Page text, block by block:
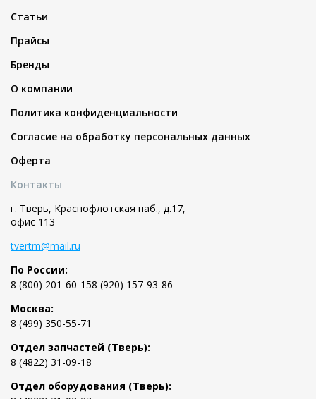
Статьи
Прайсы
Бренды
О компании
Политика конфиденциальности
Согласие на обработку персональных данных
Оферта
Контакты
г. Тверь, Краснофлотская наб., д.17,
офис 113
tvertm@mail.ru
По России:
8 (800) 201-60-158 (920) 157-93-86
Москва:
8 (499) 350-55-71
Отдел запчастей (Тверь):
8 (4822) 31-09-18
Отдел оборудования (Тверь):